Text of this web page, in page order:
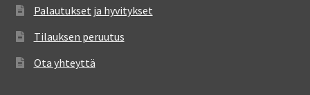
Palautukset ja hyvitykset
Tilauksen peruutus
Ota yhteyttä